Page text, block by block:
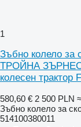
1
Зъбно колело за
ТРОЙНА
колесен трактор
580,60 € 2 500 PLN
Зъбно колело за
514100380011